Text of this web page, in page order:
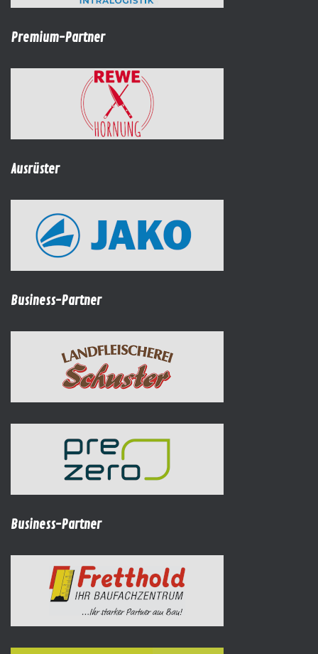
Premium-Partner
Ausrüster
Business-Partner
Business-Partner